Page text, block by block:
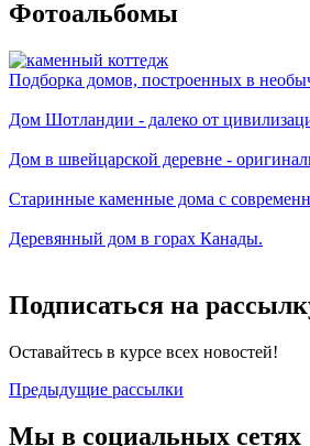
Фотоальбомы
Подборка домов, построенных в
Дом Шотландии - далеко от
Дом в швейцарской деревне -
Старинные каменные дома с
Деревянный дом в горах Канады.
Подписаться на
Оставайтесь в курсе всех новостей!
Предыдущие рассылки
Мы в социальных сетях